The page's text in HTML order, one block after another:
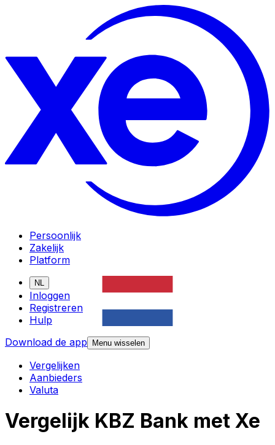
Persoonlijk
Zakelijk
Platform
NL
Inloggen
Registreren
Hulp
Download de app
Menu wisselen
Vergelijken
Aanbieders
Valuta
Vergelijk KBZ Bank met Xe